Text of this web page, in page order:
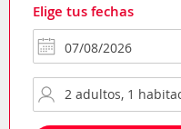
Elige tus fechas